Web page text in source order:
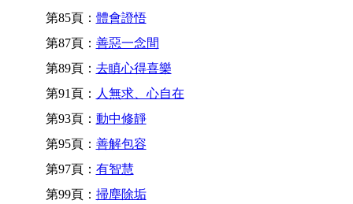
第85頁： 體會證悟
第87頁： 善惡一念間
第89頁： 去瞋心得喜樂
第91頁： 人無求、心自在
第93頁： 動中修靜
第95頁： 善解包容
第97頁： 有智慧
第99頁： 掃塵除垢